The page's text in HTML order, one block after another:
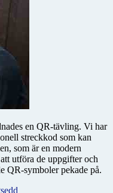
en QR-tävling. Vi har
streckkod som kan
som är en modern
utföra de uppgifter och
QR-symboler pekade på.